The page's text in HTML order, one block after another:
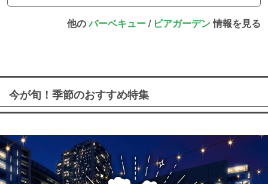
他のバーベキュー/ ビアガーデン情報を見る
今が旬！季節のおすすめ特集